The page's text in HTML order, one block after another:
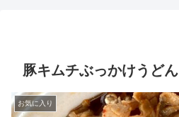
豚キムチぶっかけうどん
お気に入り